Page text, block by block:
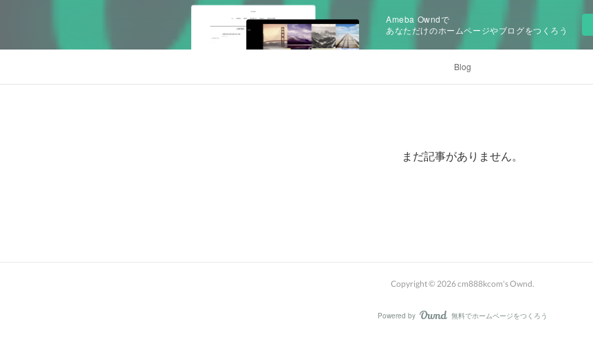
Ameba Owndで
あなただけのホームページやブログをつくろう
Blog
まだ記事がありません。
Copyright © 2026cm888kcom's Ownd.
Powered by AmebaOwnd
無料でホームページをつくろう